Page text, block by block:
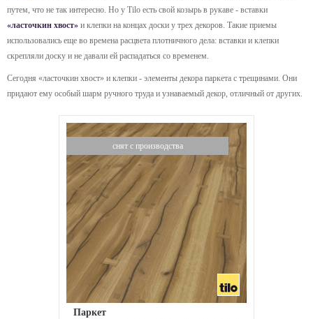
путем, что не так интересно. Но у Tilo есть свой козырь в рукаве - вставки
«ласточкин хвост» и клепки на концах доски у трех декоров. Такие приемы
использовались еще во времена расцвета плотничного дела: вставки и клепки
скрепляли доску и не давали ей распадаться со временем.
Сегодня «ласточкин хвост» и клепки - элементы декора паркета с трещинами. Они
придают ему особый шарм ручного труда и узнаваемый декор, отличный от других.
снят с производства
Паркет